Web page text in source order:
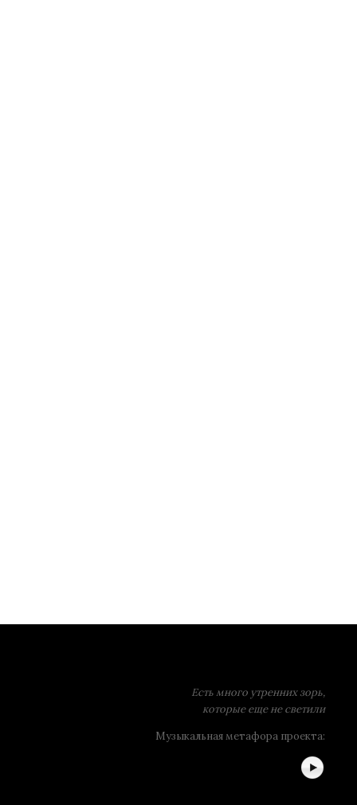
Есть много утренних зорь,
которые еще не светили
Музыкальная метафора проекта: